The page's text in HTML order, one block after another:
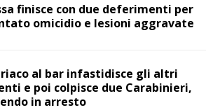
finisce con due deferimenti per
omicidio e lesioni aggravate
al bar infastidisce gli altri
e poi colpisce due Carabinieri,
in arresto